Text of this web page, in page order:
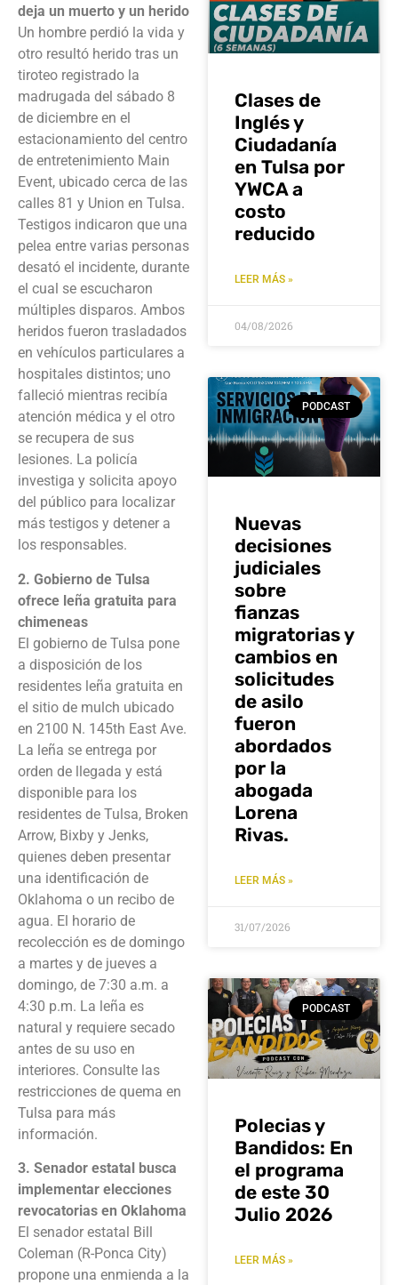
deja un muerto y un herido
Un hombre perdió la vida y
otro resultó herido tras un
tiroteo registrado la
madrugada del sábado 8
de diciembre en el
estacionamiento del centro
de entretenimiento Main
Event, ubicado cerca de las
calles 81 y Union en Tulsa.
Testigos indicaron que una
pelea entre varias personas
desató el incidente, durante
el cual se escucharon
múltiples disparos. Ambos
heridos fueron trasladados
en vehículos particulares a
hospitales distintos; uno
falleció mientras recibía
atención médica y el otro
se recupera de sus
lesiones. La policía
investiga y solicita apoyo
del público para localizar
más testigos y detener a
los responsables.
2. Gobierno de Tulsa
ofrece leña gratuita para
chimeneas
El gobierno de Tulsa pone
a disposición de los
residentes leña gratuita en
el sitio de mulch ubicado
en 2100 N. 145th East Ave.
La leña se entrega por
orden de llegada y está
disponible para los
residentes de Tulsa, Broken
Arrow, Bixby y Jenks,
quienes deben presentar
una identificación de
Oklahoma o un recibo de
agua. El horario de
recolección es de domingo
a martes y de jueves a
domingo, de 7:30 a.m. a
4:30 p.m. La leña es
natural y requiere secado
antes de su uso en
interiores. Consulte las
restricciones de quema en
Tulsa para más
información.
3. Senador estatal busca
implementar elecciones
revocatorias en Oklahoma
El senador estatal Bill
Coleman (R-Ponca City)
propone una enmienda a la
Clases de
Inglés y
Ciudadanía
en Tulsa por
YWCA a
costo
reducido
LEER MÁS »
04/08/2026
PODCAST
Nuevas
decisiones
judiciales
sobre
fianzas
migratorias y
cambios en
solicitudes
de asilo
fueron
abordados
por la
abogada
Lorena
Rivas.
LEER MÁS »
31/07/2026
PODCAST
Polecias y
Bandidos: En
el programa
de este 30
Julio 2026
LEER MÁS »